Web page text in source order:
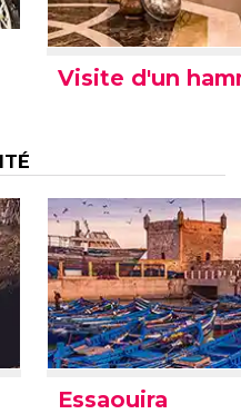
Visite d'un
Essaouira